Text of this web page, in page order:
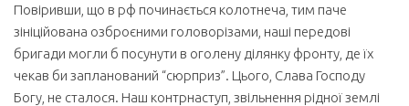
Повіривши, що в рф починається колотнеча, тим паче
зініційована озброєними головорізами, наші передові
бригади могли б посунути в оголену ділянку фронту, де їх
чекав би запланований “сюрприз”. Цього, Слава Господу
Богу, не сталося. Наш контрнаступ, звільнення рідної землі